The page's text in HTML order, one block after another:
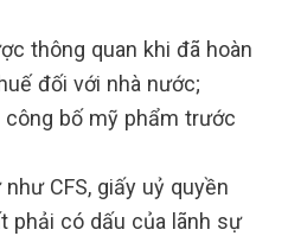
thông quan khi đã hoàn
đối với nhà nước;
bố mỹ phẩm trước
CFS, giấy uỷ quyền
phải có dấu của lãnh sự